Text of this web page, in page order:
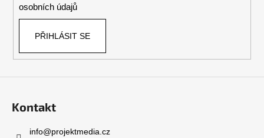
u
osobních údajů
PŘIHLÁSIT SE
Kontakt
info@projektmedia.cz